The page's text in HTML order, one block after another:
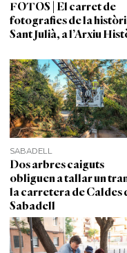
FOTOS | El carret de
fotografies de la
Sant Julià, a l’Arxiu
SABADELL
Dos arbres caiguts
obliguen a tallar un
la carretera de Caldes
Sabadell